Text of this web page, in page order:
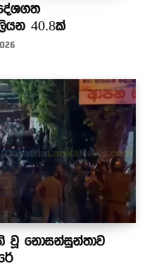
40.8ක්
වූ නොසන්සුන්තාව